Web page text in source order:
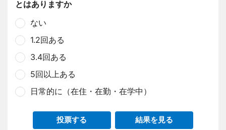
とはありますか
ない
1.2回ある
3.4回ある
5回以上ある
日常的に（在住・在勤・在学中）
投票する 結果を見る